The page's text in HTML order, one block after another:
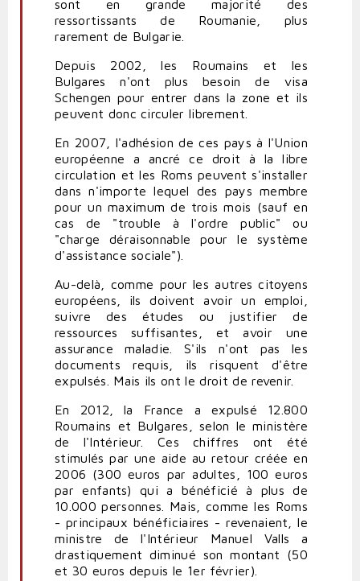
sont en grande majorité des
ressortissants de Roumanie, plus
rarement de Bulgarie.
Depuis 2002, les Roumains et les
Bulgares n'ont plus besoin de visa
Schengen pour entrer dans la zone et ils
peuvent donc circuler librement.
En 2007, l'adhésion de ces pays à l'Union
européenne a ancré ce droit à la libre
circulation et les Roms peuvent s'installer
dans n'importe lequel des pays membre
pour un maximum de trois mois (sauf en
cas de "trouble à l'ordre public" ou
"charge déraisonnable pour le système
d'assistance sociale").
Au-delà, comme pour les autres citoyens
européens, ils doivent avoir un emploi,
suivre des études ou justifier de
ressources suffisantes, et avoir une
assurance maladie. S'ils n'ont pas les
documents requis, ils risquent d'être
expulsés. Mais ils ont le droit de revenir.
En 2012, la France a expulsé 12.800
Roumains et Bulgares, selon le ministère
de l'Intérieur. Ces chiffres ont été
stimulés par une aide au retour créée en
2006 (300 euros par adultes, 100 euros
par enfants) qui a bénéficié à plus de
10.000 personnes. Mais, comme les Roms
- principaux bénéficiaires - revenaient, le
ministre de l'Intérieur Manuel Valls a
drastiquement diminué son montant (50
et 30 euros depuis le 1er février).